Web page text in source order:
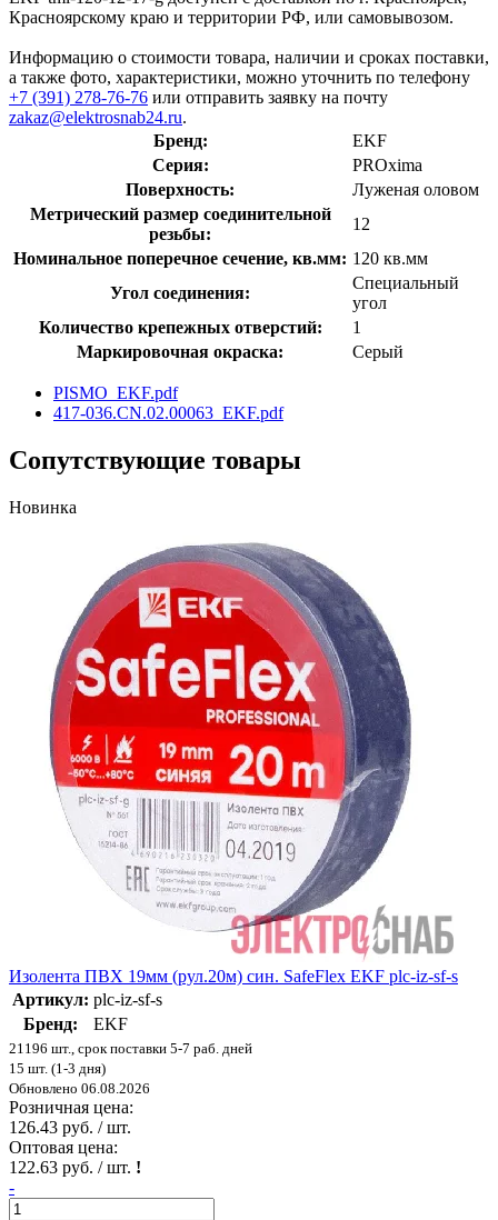
Красноярскому краю и территории РФ, или самовывозом.
Информацию о стоимости товара, наличии и сроках поставки,
а также фото, характеристики, можно уточнить по телефону
+7 (391) 278-76-76 или отправить заявку на почту
zakaz@elektrosnab24.ru.
Бренд:
EKF
Серия:
PROxima
Поверхность:
Луженая оловом
Метрический размер соединительной
резьбы:
12
Номинальное поперечное сечение, кв.мм: 120 кв.мм
Угол соединения:
Специальный
угол
Количество крепежных отверстий:
1
Маркировочная окраска:
Серый
PISMO_EKF.pdf
417-036.CN.02.00063_EKF.pdf
Сопутствующие товары
Новинка
Изолента ПВХ 19мм (рул.20м) син. SafeFlex EKF plc-iz-sf-s
Артикул: plc-iz-sf-s
Бренд:
EKF
21196 шт., срок поставки 5-7 раб. дней
15 шт. (1-3 дня)
Обновлено 06.08.2026
Розничная цена:
126.43 руб. / шт.
Оптовая цена:
122.63 руб. / шт. !
-